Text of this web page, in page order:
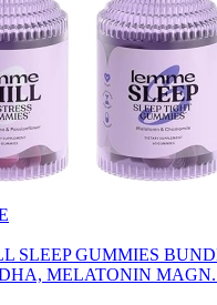
SLEEP GUMMIES
MELATONIN